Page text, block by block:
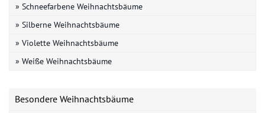
» Schneefarbene Weihnachtsbäume
» Silberne Weihnachtsbäume
» Violette Weihnachtsbäume
» Weiße Weihnachtsbäume
Besondere Weihnachtsbäume